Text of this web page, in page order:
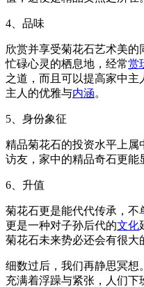
4、品味
欣赏并享受菊花石艺术美的
忙碌心灵的栖息地，经常赏
之道，而且可以提高家中主
主人的优雅与内涵。
5、身份象征
精品菊花石的投资水平上
访友，家中的精品奇石更能
6、升值
菊花石更是能代代传承，不
更是一种对子孙后代的文化
菊花石未来势必还会有很大
细数过后，我们再静思冥
充满着浮躁与紧张，人们下